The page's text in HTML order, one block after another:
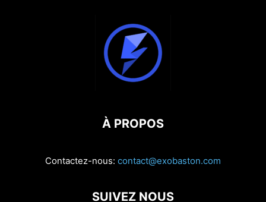
À PROPOS
Contactez-nous: contact@exobaston.com
SUIVEZ NOUS